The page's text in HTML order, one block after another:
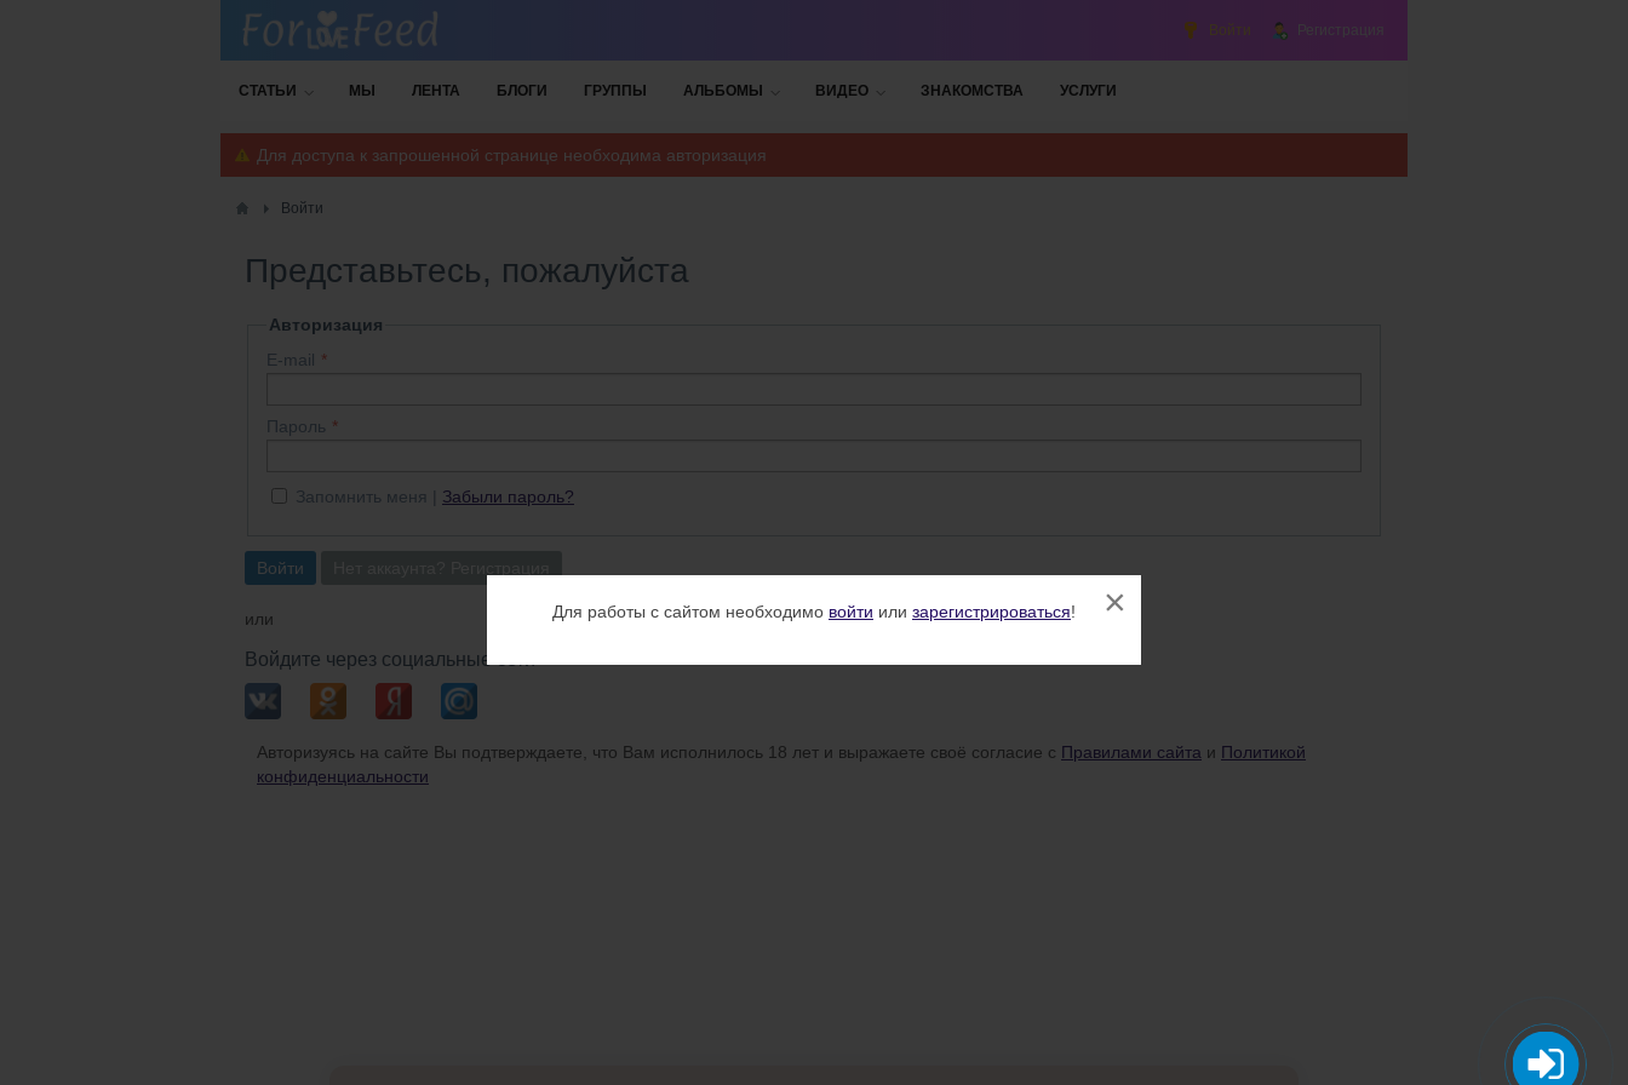
Для работы с сайтом необходимо войти или зарегистрироваться! ×
Войти Регистрация
СТАТЬИ МЫ ЛЕНТА БЛОГИ ГРУППЫ АЛЬБОМЫ ВИДЕО ЗНАКОМСТВА УСЛУГИ
Для доступа к запрошенной странице необходима авторизация
Войти
Представьтесь, пожалуйста
Авторизация
E-mail
Пароль
Запомнить меня Забыли пароль?
Войти
или
Войдите через социальные сети
Авторизуясь на сайте Вы подтверждаете, что Вам исполнилось 18 лет и выражаете своё согласие с Правилами сайта и Политикой
конфиденциальности